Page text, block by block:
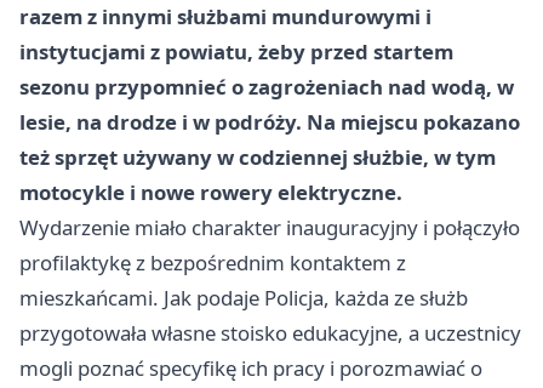
razem z innymi służbami mundurowymi i
instytucjami z powiatu, żeby przed startem
sezonu przypomnieć o zagrożeniach nad wodą, w
lesie, na drodze i w podróży. Na miejscu pokazano
też sprzęt używany w codziennej służbie, w tym
motocykle i nowe rowery elektryczne.
Wydarzenie miało charakter inauguracyjny i połączyło
profilaktykę z bezpośrednim kontaktem z
mieszkańcami. Jak podaje Policja, każda ze służb
przygotowała własne stoisko edukacyjne, a uczestnicy
mogli poznać specyfikę ich pracy i porozmawiać o